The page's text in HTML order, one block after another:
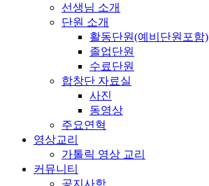
선생님 소개
단원 소개
활동단원(예비단원포함)
졸업단원
수료단원
합창단 자료실
사진
동영상
주요연혁
영상교리
가톨릭 영상 교리
커뮤니티
공지사항